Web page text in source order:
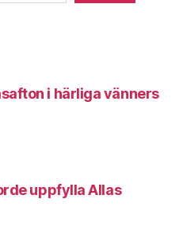
i härliga vänners
uppfylla Allas